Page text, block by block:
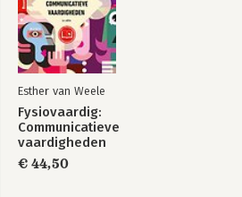
Esther van Weele
Fysiovaardig:
Communicatieve
vaardigheden
€ 44,50